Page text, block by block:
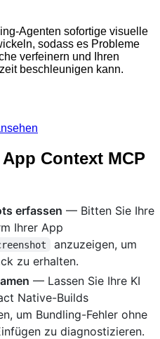
Agenten sofortige visuelle
sodass es Probleme
verfeinern und Ihren
beschleunigen kann.
Context MCP
erfassen — Bitten Sie Ihre
Ihrer App
anzuzeigen, um
zu erhalten.
— Lassen Sie Ihre KI
Native-Builds
um Bundling-Fehler ohne
zu diagnostizieren.